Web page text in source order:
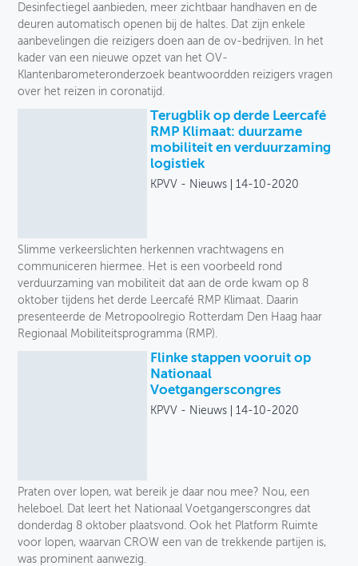
Auto
Soort
Desinfectiegel aanbieden, meer zichtbaar handhaven en de
deuren automatisch openen bij de haltes. Dat zijn enkele
aanbevelingen die reizigers doen aan de ov-bedrijven. In het
kader van een nieuwe opzet van het OV-
Klantenbarometeronderzoek beantwoordden reizigers vragen
over het reizen in coronatijd.
Terugblik op derde Leercafé
RMP Klimaat: duurzame
mobiliteit en verduurzaming
logistiek
KPVV - Nieuws 14-10-2020
Slimme verkeerslichten herkennen vrachtwagens en
communiceren hiermee. Het is een voorbeeld rond
verduurzaming van mobiliteit dat aan de orde kwam op 8
oktober tijdens het derde Leercafé RMP Klimaat. Daarin
presenteerde de Metropoolregio Rotterdam Den Haag haar
Regionaal Mobiliteitsprogramma (RMP).
Flinke stappen vooruit op
Nationaal
Voetgangerscongres
KPVV - Nieuws 14-10-2020
Praten over lopen, wat bereik je daar nou mee? Nou, een
heleboel. Dat leert het Nationaal Voetgangerscongres dat
donderdag 8 oktober plaatsvond. Ook het Platform Ruimte
voor lopen, waarvan CROW een van de trekkende partijen is,
was prominent aanwezig.